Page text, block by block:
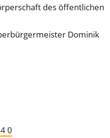
des öffentlichen
Dominik
0